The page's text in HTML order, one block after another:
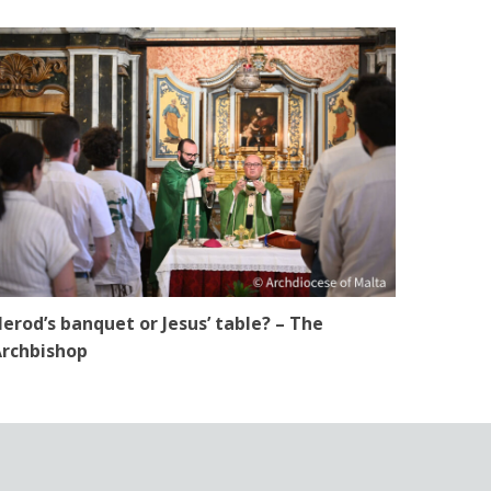
banquet or Jesus’ table? – The